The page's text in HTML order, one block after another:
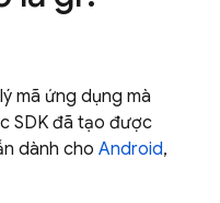
mã ứng dụng mà
SDK đã tạo được
dành cho Android,